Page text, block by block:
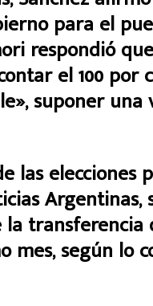
para el
respondió
el 100
suponer
las elecciones
Argentinas,
la
mes, según lo